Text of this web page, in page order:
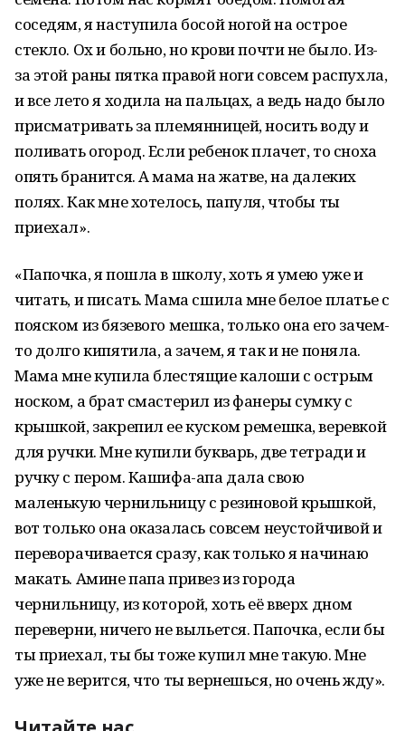
соседям, я наступила босой ногой на острое
стекло. Ох и больно, но крови почти не было. Из-
за этой раны пятка правой ноги совсем распухла,
и все лето я ходила на пальцах, а ведь надо было
присматривать за племянницей, носить воду и
поливать огород. Если ребенок плачет, то сноха
опять бранится. А мама на жатве, на далеких
полях. Как мне хотелось, папуля, чтобы ты
приехал».
«Папочка, я пошла в школу, хоть я умею уже и
читать, и писать. Мама сшила мне белое платье с
пояском из бязевого мешка, только она его зачем-
то долго кипятила, а зачем, я так и не поняла.
Мама мне купила блестящие калоши с острым
носком, а брат смастерил из фанеры сумку с
крышкой, закрепил ее куском ремешка, веревкой
для ручки. Мне купили букварь, две тетради и
ручку с пером. Кашифа-апа дала свою
маленькую чернильницу с резиновой крышкой,
вот только она оказалась совсем неустойчивой и
переворачивается сразу, как только я начинаю
макать. Амине папа привез из города
чернильницу, из которой, хоть её вверх дном
переверни, ничего не выльется. Папочка, если бы
ты приехал, ты бы тоже купил мне такую. Мне
уже не верится, что ты вернешься, но очень жду».